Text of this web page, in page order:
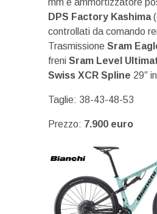
mm e ammortizzatore
DPS Factory Kashima
controllati da comando
Trasmissione Sram
freni Sram Level
Swiss XCR Spline 29″
Taglie: 38-43-48-53
Prezzo: 7.900 euro